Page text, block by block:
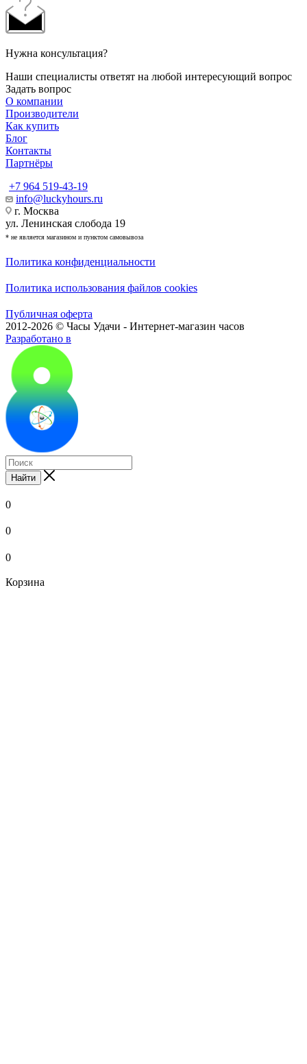
Нужна консультация?
Наши специалисты ответят на любой интересующий вопрос
Задать вопрос
О компании
Производители
Как купить
Блог
Контакты
Партнёры
+7 964 519-43-19
info@luckyhours.ru
г. Москва
ул. Ленинская слобода 19
* не является магазином и пунктом самовывоза
Политика конфиденциальности
Политика использования файлов cookies
Публичная оферта
2012-2026 © Часы Удачи - Интернет-магазин часов
Разработано в
Найти
0
0
0
Корзина